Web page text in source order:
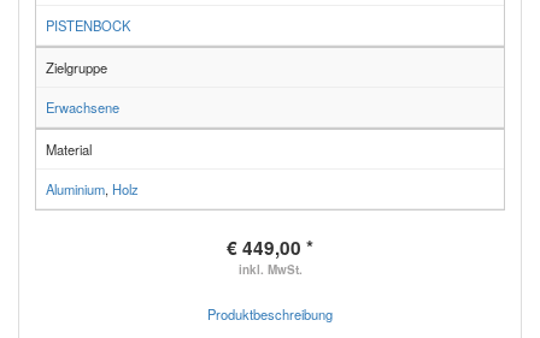
PISTENBOCK
Zielgruppe
Erwachsene
Material
Aluminium, Holz
€ 449,00 *
inkl. MwSt.
Produktbeschreibung